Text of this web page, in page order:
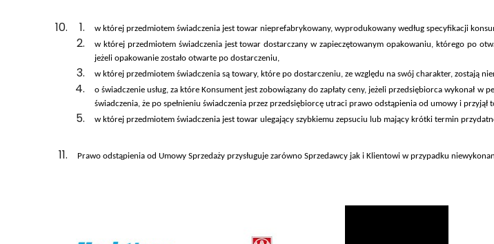
w której przedmiotem świadczenia jest towar nieprefabrykowany, wyprodukowany według specyfikacji
w której przedmiotem świadczenia jest towar dostarczany w zapieczętowanym opakowaniu, którego po
jeżeli opakowanie zostało otwarte po dostarczeniu,
w której przedmiotem świadczenia są towary, które po dostarczeniu, ze względu na swój charakter, zostają
o świadczenie usług, za które Konsument jest zobowiązany do zapłaty ceny, jeżeli przedsiębiorca wykonał
świadczenia, że po spełnieniu świadczenia przez przedsiębiorcę utraci prawo odstąpienia od umowy i przyjął
w której przedmiotem świadczenia jest towar ulegający szybkiemu zepsuciu lub mający krótki termin
Prawo odstąpienia od Umowy Sprzedaży przysługuje zarówno Sprzedawcy jak i Klientowi w przypadku